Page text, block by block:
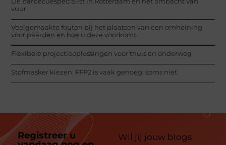
vuur
Veelgemaakte fouten bij het plaatsen van een omheining
voor paarden en hoe u deze voorkomt
Flexibele projectieoplossingen voor thuis en onderweg
Stofmasker kiezen: FFP2 is vaak genoeg, soms niet
Registreer u
Wil jij jouw blogs